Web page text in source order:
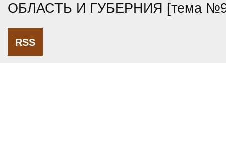
ОБЛАСТЬ И ГУБЕРНИЯ [тема
RSS